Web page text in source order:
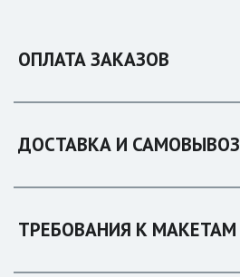
ОПЛАТА ЗАКАЗОВ
ДОСТАВКА И САМОВЫВОЗ
ТРЕБОВАНИЯ К МАКЕТАМ